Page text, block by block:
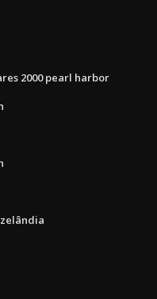
2000 pearl harbor